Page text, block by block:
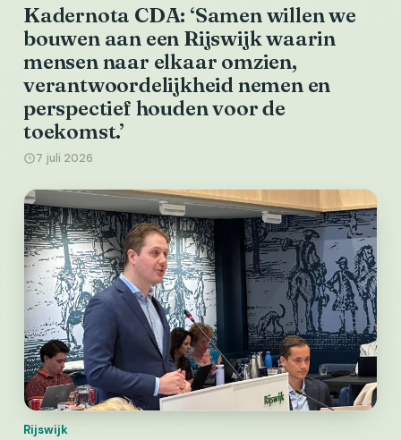
Kadernota CDA: ‘Samen willen we
bouwen aan een Rijswijk waarin
mensen naar elkaar omzien,
verantwoordelijkheid nemen en
perspectief houden voor de
toekomst.’
7 juli 2026
Rijswijk